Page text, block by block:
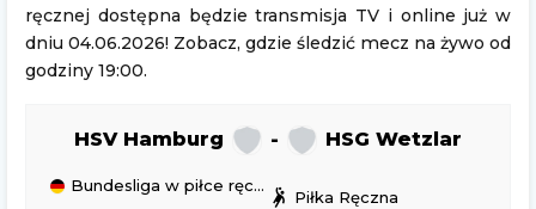
ręcznej dostępna będzie transmisja TV i online już w
dniu 04.06.2026! Zobacz, gdzie śledzić mecz na żywo od
godziny 19:00.
HSV Hamburg - HSG Wetzlar
Bundesliga w piłce ręcznej
sports_handball Piłka Ręczna